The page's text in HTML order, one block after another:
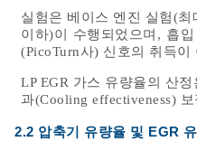
실험은 베이스 엔진 실험(
이하)이 수행되었으며, 흡
(PicoTurn사) 신호의 취득이
LP EGR 가스 유량율의 산
과(Cooling effectiveness)
2.2 압축기 유량율 및 EGR